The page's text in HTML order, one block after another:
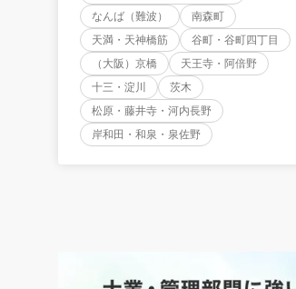
なんば（難波）
南森町
天満・天神橋筋
谷町・谷町四丁目
（大阪）京橋
天王寺・阿倍野
十三・淀川
茨木
松原・藤井寺・河内長野
岸和田・和泉・泉佐野